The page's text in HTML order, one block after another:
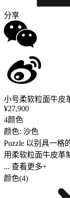
分享
小号柔软粒面牛皮
¥27,900
4颜色
颜色: 沙色
Puzzle 以别具一格
用柔软粒面牛皮革
... 查看更多+
颜色(4)